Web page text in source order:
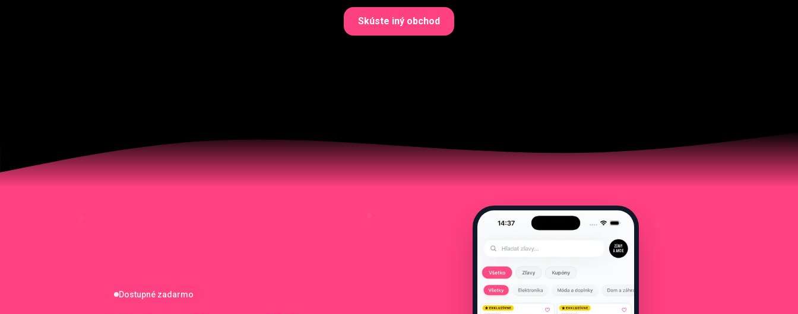
Skúste iný obchod
Dostupné zadarmo